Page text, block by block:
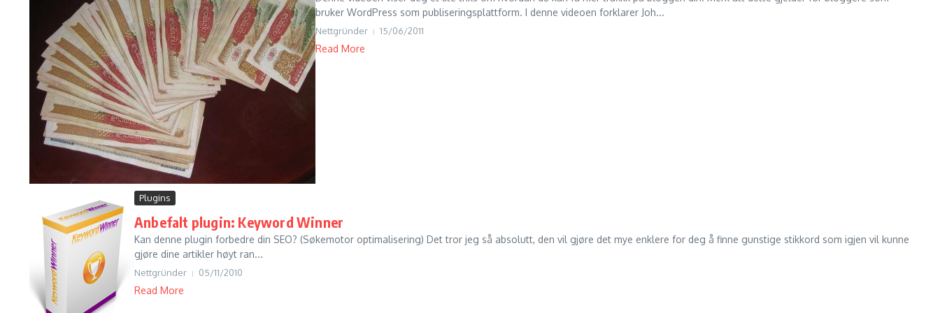
bruker WordPress som publiseringsplattform. I denne videoen forklarer Joh...
Nettgründer 15/06/2011
Read More
Plugins
Anbefalt plugin: Keyword Winner
Kan denne plugin forbedre din SEO? (Søkemotor optimalisering) Det tror jeg så absolutt, den vil gjøre det mye enklere for deg å finne gunstige stikkord som igjen vil kunne
gjøre dine artikler høyt ran...
Nettgründer 05/11/2010
Read More